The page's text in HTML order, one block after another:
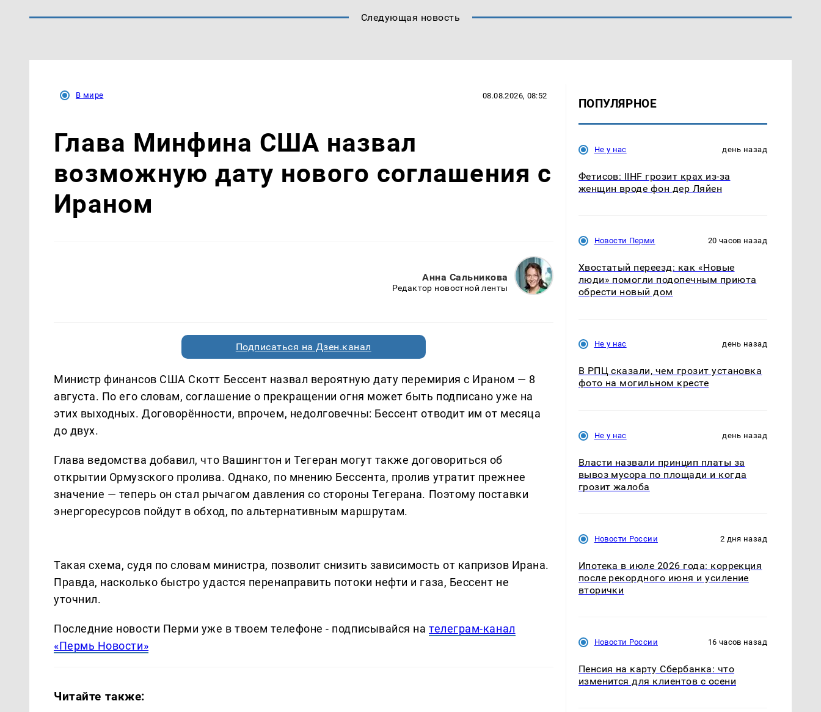
Следующая новость
В мире 08.08.2026, 08:52
Глава Минфина США назвал
возможную дату нового соглашения с
Ираном
Анна Сальникова
Редактор новостной ленты
Подписаться на Дзен.канал
Министр финансов США Скотт Бессент назвал вероятную дату перемирия с Ираном — 8
августа. По его словам, соглашение о прекращении огня может быть подписано уже на
этих выходных. Договорённости, впрочем, недолговечны: Бессент отводит им от месяца
до двух.
Глава ведомства добавил, что Вашингтон и Тегеран могут также договориться об
открытии Ормузского пролива. Однако, по мнению Бессента, пролив утратит прежнее
значение — теперь он стал рычагом давления со стороны Тегерана. Поэтому поставки
энергоресурсов пойдут в обход, по альтернативным маршрутам.
Такая схема, судя по словам министра, позволит снизить зависимость от капризов Ирана.
Правда, насколько быстро удастся перенаправить потоки нефти и газа, Бессент не
уточнил.
Последние новости Перми уже в твоем телефоне - подписывайся нателеграм-канал
«Пермь Новости»
Читайте также:
ПОПУЛЯРНОЕ
Не у нас день назад
Фетисов: IIHF грозит крах из-за
женщин вроде фон дер Ляйен
Новости Перми 20 часов назад
Хвостатый переезд: как «Новые
люди» помогли подопечным приюта
обрести новый дом
Не у нас день назад
В РПЦ сказали, чем грозит установка
фото на могильном кресте
Не у нас день назад
Власти назвали принцип платы за
вывоз мусора по площади и когда
грозит жалоба
Новости России 2 дня назад
Ипотека в июле 2026 года: коррекция
после рекордного июня и усиление
вторички
Новости России 16 часов назад
Пенсия на карту Сбербанка: что
изменится для клиентов с осени